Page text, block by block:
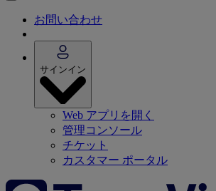
お問い合わせ
サインイン
Web アプリを開く
管理コンソール
チケット
カスタマー ポータル